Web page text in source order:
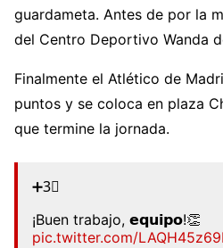
guardameta. Antes de por la
del Centro Deportivo Wanda
Finalmente el Atlético de
puntos y se coloca en plaza
que termine la jornada.
➕3⃣
¡Buen trabajo, 𝗲𝗾𝘂𝗶𝗽𝗼!👏
pic.twitter.com/